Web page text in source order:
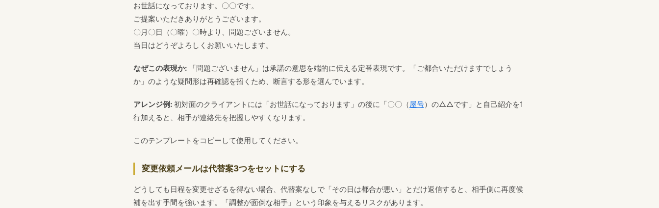
お世話になっております。〇〇です。
ご提案いただきありがとうございます。
〇月〇日（〇曜）〇時より、問題ございません。
当日はどうぞよろしくお願いいたします。
なぜこの表現か: 「問題ございません」は承諾の意思を端的に伝える定番表現です。「ご都合いただけますでしょう
か」のような疑問形は再確認を招くため、断言する形を選んでいます。
アレンジ例: 初対面のクライアントには「お世話になっております」の後に「〇〇（屋号）の△△です」と自己紹介を1
行加えると、相手が連絡先を把握しやすくなります。
このテンプレートをコピーして使用してください。
変更依頼メールは代替案3つをセットにする
どうしても日程を変更せざるを得ない場合、代替案なしで「その日は都合が悪い」とだけ返信すると、相手側に再度候
補を出す手間を強います。「調整が面倒な相手」という印象を与えるリスクがあります。